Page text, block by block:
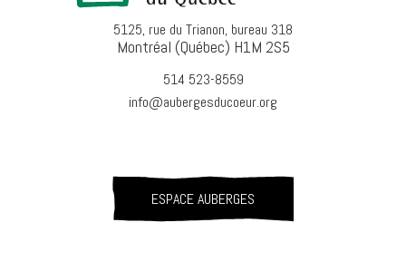
5125, rue du Trianon, bureau 318
Montréal (Québec) H1M 2S5
514 523-8559
info@aubergesducoeur.org
ESPACE AUBERGES